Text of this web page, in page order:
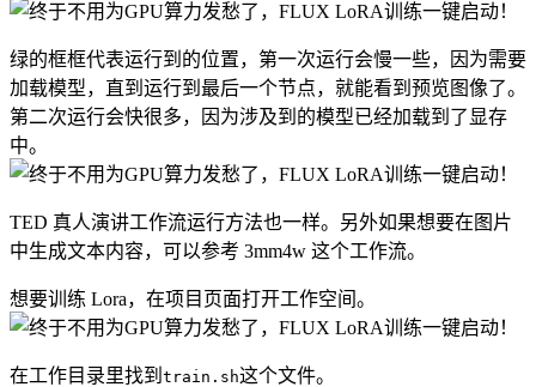
绿的框框代表运行到的位置，第一次运行会慢一些，因为需要
加载模型，直到运行到最后一个节点，就能看到预览图像了。
第二次运行会快很多，因为涉及到的模型已经加载到了显存
中。
TED 真人演讲工作流运行方法也一样。另外如果想要在图片
中生成文本内容，可以参考 3mm4w 这个工作流。
想要训练 Lora，在项目页面打开工作空间。
在工作目录里找到 train.sh这个文件。